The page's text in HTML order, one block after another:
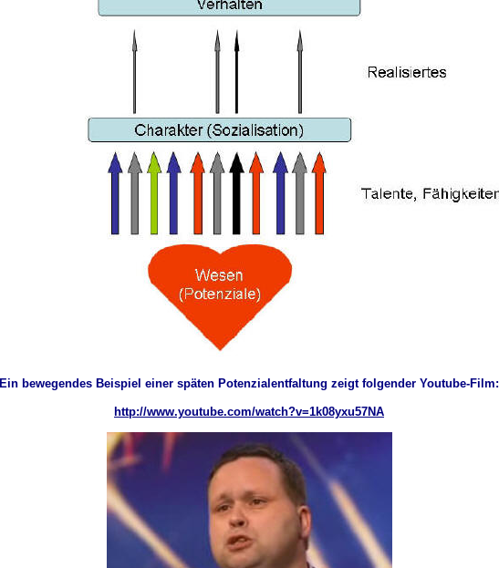
Ein bewegendes Beispiel einer späten Potenzialentfaltung zeigt folgender Youtube-Film:
http://www.youtube.com/watch?v=1k08yxu57NA